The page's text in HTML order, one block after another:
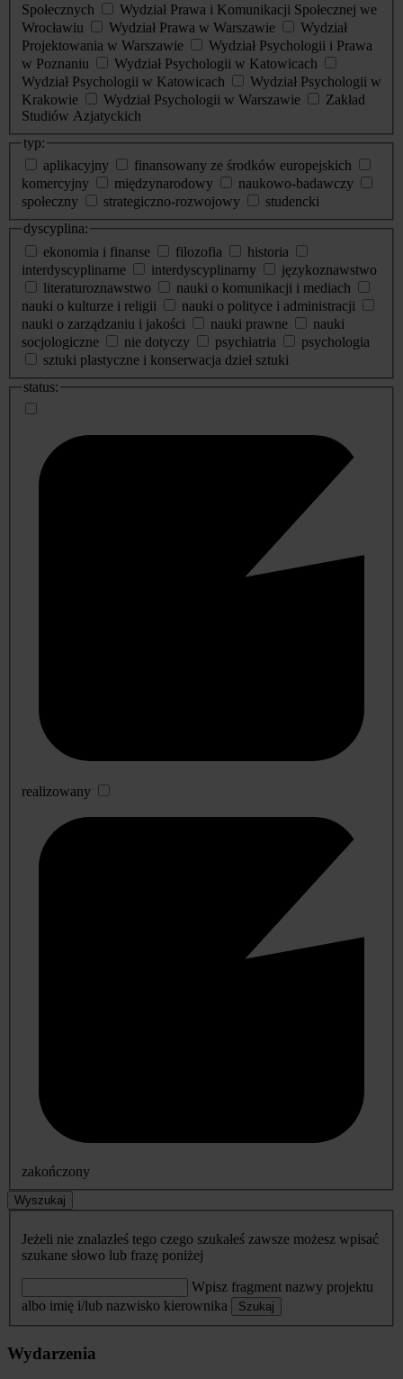
Społecznych
Wydział Prawa i Komunikacji Społecznej we
Wrocławiu
Wydział Prawa w Warszawie
Wydział
Projektowania w Warszawie
Wydział Psychologii i Prawa
w Poznaniu
Wydział Psychologii w Katowicach
Wydział Psychologii w Katowicach
Wydział Psychologii w
Krakowie
Wydział Psychologii w Warszawie
Zakład
Studiów Azjatyckich
typ:
aplikacyjny
finansowany ze środków europejskich
komercyjny
międzynarodowy
naukowo-badawczy
społeczny
strategiczno-rozwojowy
studencki
dyscyplina:
ekonomia i finanse
filozofia
historia
interdyscyplinarne
interdyscyplinarny
językoznawstwo
literaturoznawstwo
nauki o komunikacji i mediach
nauki o kulturze i religii
nauki o polityce i administracji
nauki o zarządzaniu i jakości
nauki prawne
nauki
socjologiczne
nie dotyczy psychiatria
psychologia
sztuki plastyczne i konserwacja dzieł sztuki
status:
realizowany
zakończony
Wyszukaj
Jeżeli nie znalazłeś tego czego szukałeś zawsze możesz wpisać
szukane słowo lub frazę poniżej
Wpisz fragment nazwy projektu
albo imię i/lub nazwisko kierownika
Szukaj
Wydarzenia